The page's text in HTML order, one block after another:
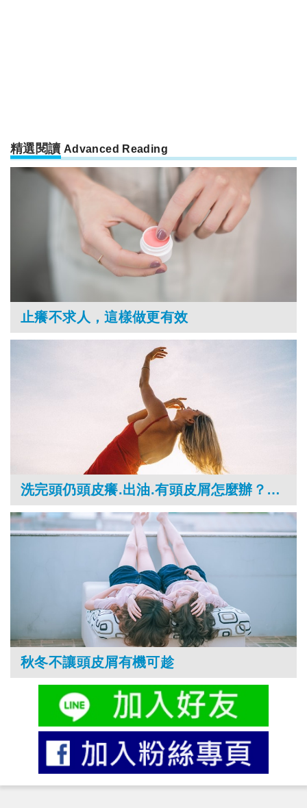
精選閱讀 Advanced Reading
止癢不求人，這樣做更有效
洗完頭仍頭皮癢.出油.有頭皮屑怎麼辦？醫師傳授5招呵護頭皮
秋冬不讓頭皮屑有機可趁